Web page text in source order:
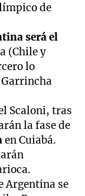
de
será el
(Chile y
lo
Scaloni, tras
la fase de
en Cuiabá.
Argentina se